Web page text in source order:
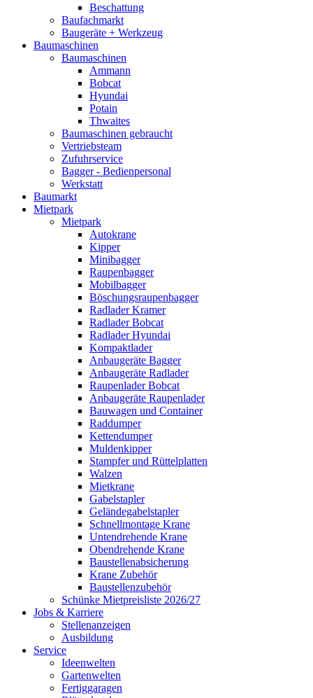
Beschattung
Baufachmarkt
Baugeräte + Werkzeug
Baumaschinen
Baumaschinen
Ammann
Bobcat
Hyundai
Potain
Thwaites
Baumaschinen gebraucht
Vertriebsteam
Zufuhrservice
Bagger - Bedienpersonal
Werkstatt
Baumarkt
Mietpark
Mietpark
Autokrane
Kipper
Minibagger
Raupenbagger
Mobilbagger
Böschungsraupenbagger
Radlader Kramer
Radlader Bobcat
Radlader Hyundai
Kompaktlader
Anbaugeräte Bagger
Anbaugeräte Radlader
Raupenlader Bobcat
Anbaugeräte Raupenlader
Bauwagen und Container
Raddumper
Kettendumper
Muldenkipper
Stampfer und Rüttelplatten
Walzen
Mietkrane
Gabelstapler
Geländegabelstapler
Schnellmontage Krane
Untendrehende Krane
Obendrehende Krane
Baustellenabsicherung
Krane Zubehör
Baustellenzubehör
Schünke Mietpreisliste 2026/27
Jobs & Karriere
Stellenanzeigen
Ausbildung
Service
Ideenwelten
Gartenwelten
Fertiggaragen